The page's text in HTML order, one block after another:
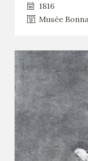
1816
Musée